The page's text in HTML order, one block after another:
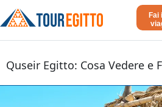
Fai
Quseir Egitto: Cosa Vedere e